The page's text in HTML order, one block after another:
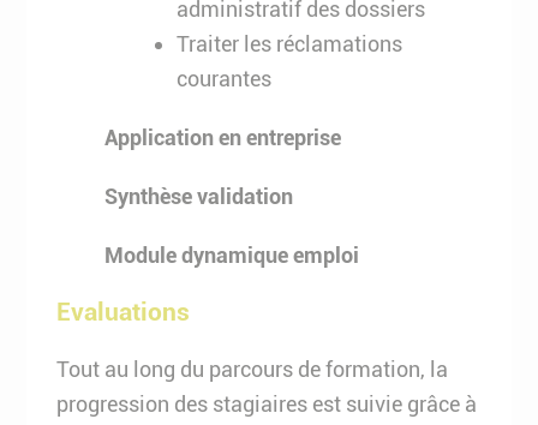
administratif des dossiers
Traiter les réclamations
courantes
Application en entreprise
Synthèse validation
Module dynamique emploi
Evaluations
Tout au long du parcours de formation, la
progression des stagiaires est suivie grâce à